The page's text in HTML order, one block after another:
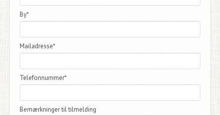
By*
Mailadresse*
Telefonnummer*
Bemærkninger til tilmelding